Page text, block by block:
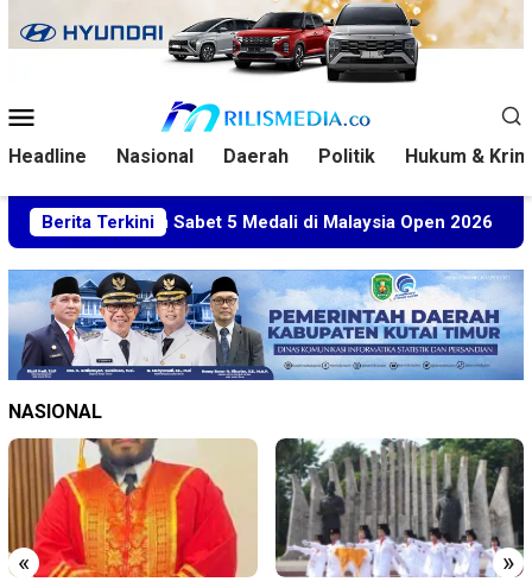
ke
Mobile
Headline Nasional Daerah Politik Hukum &
Berita Terkini
Sabet 5 Medali di Malaysia Open 2026 Kuasa
NASIONAL
« »